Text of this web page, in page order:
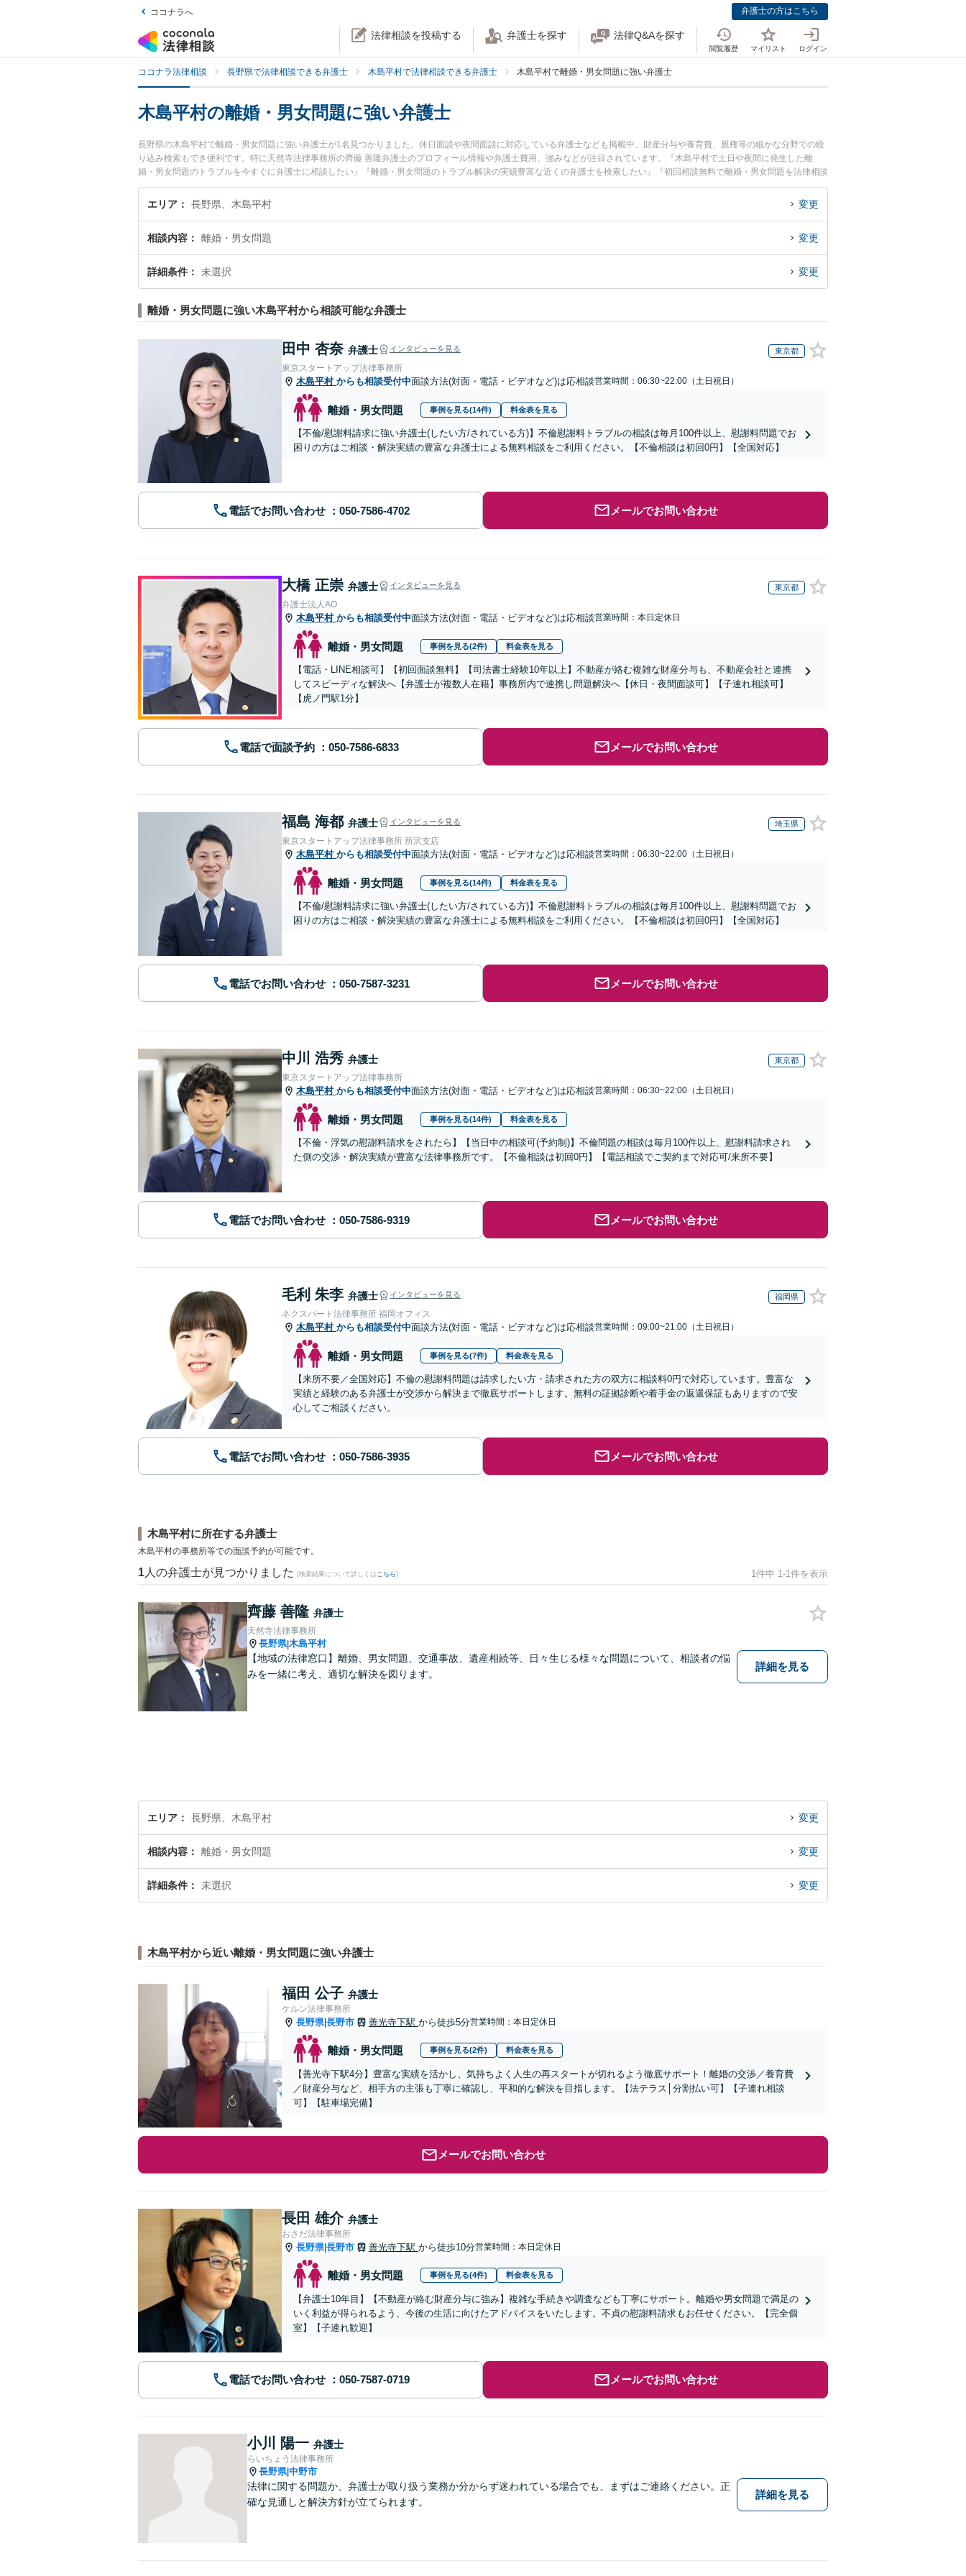
ココナラへ 弁護士の方はこちら
法律相談を投稿する 弁護士を探す 法律Q&Aを探す
閲覧履歴 マイリスト ログイン
ココナラ法律相談 長野県で法律相談できる弁護士 木島平村で法律相談できる弁護士 木島平村で離婚・男女問題に強い弁護士
木島平村の離婚・男女問題に強い弁護士
長野県の木島平村で離婚・男女問題に強い弁護士が1名見つかりました。休日面談や夜間面談に対応している弁護士なども掲載中。財産分与や養育費、親権等の細かな分野での絞
り込み検索もでき便利です。特に天然寺法律事務所の齊藤 善隆弁護士のプロフィール情報や弁護士費用、強みなどが注目されています。『木島平村で土日や夜間に発生した離
婚・男女問題のトラブルを今すぐに弁護士に相談したい』『離婚・男女問題のトラブル解決の実績豊富な近くの弁護士を検索したい』『初回相談無料で離婚・男女問題を法律相談
できる木島平村内の弁護士に相談予約したい』などでお困りの相談者さんにおすすめです。
エリア 長野県、木島平村 変更
相談内容 離婚・男女問題 変更
詳細条件 未選択 変更
離婚・男女問題に強い木島平村から相談可能な弁護士
田中 杏奈 弁護士 インタビューを見る 東京都
東京スタートアップ法律事務所
木島平村 からも相談受付中面談方法(対面・電話・ビデオなど)は応相談営業時間：06:30~22:00（土日祝日）
離婚・男女問題 事例を見る(14件) 料金表を見る
【不倫/慰謝料請求に強い弁護士(したい方/されている方)】不倫慰謝料トラブルの相談は毎月100件以上、慰謝料問題でお
困りの方はご相談・解決実績の豊富な弁護士による無料相談をご利用ください。【不倫相談は初回0円】【全国対応】
電話でお問い合わせ メールでお問い合わせ
大橋 正崇 弁護士 インタビューを見る 東京都
弁護士法人AO
木島平村 からも相談受付中面談方法(対面・電話・ビデオなど)は応相談営業時間：本日定休日
離婚・男女問題 事例を見る(2件) 料金表を見る
【電話・LINE相談可】【初回面談無料】【司法書士経験10年以上】不動産が絡む複雑な財産分与も、不動産会社と連携
してスピーディな解決へ【弁護士が複数人在籍】事務所内で連携し問題解決へ【休日・夜間面談可】【子連れ相談可】
【虎ノ門駅1分】
電話で面談予約 メールでお問い合わせ
福島 海都 弁護士 インタビューを見る 埼玉県
東京スタートアップ法律事務所 所沢支店
木島平村 からも相談受付中面談方法(対面・電話・ビデオなど)は応相談営業時間：06:30~22:00（土日祝日）
離婚・男女問題 事例を見る(14件) 料金表を見る
【不倫/慰謝料請求に強い弁護士(したい方/されている方)】不倫慰謝料トラブルの相談は毎月100件以上、慰謝料問題でお
困りの方はご相談・解決実績の豊富な弁護士による無料相談をご利用ください。【不倫相談は初回0円】【全国対応】
電話でお問い合わせ メールでお問い合わせ
中川 浩秀 弁護士 東京都
東京スタートアップ法律事務所
木島平村 からも相談受付中面談方法(対面・電話・ビデオなど)は応相談営業時間：06:30~22:00（土日祝日）
離婚・男女問題 事例を見る(14件) 料金表を見る
【不倫・浮気の慰謝料請求をされたら】【当日中の相談可(予約制)】不倫問題の相談は毎月100件以上、慰謝料請求され
た側の交渉・解決実績が豊富な法律事務所です。【不倫相談は初回0円】【電話相談でご契約まで対応可/来所不要】
電話でお問い合わせ メールでお問い合わせ
毛利 朱李 弁護士 インタビューを見る 福岡県
ネクスパート法律事務所 福岡オフィス
木島平村 からも相談受付中面談方法(対面・電話・ビデオなど)は応相談営業時間：09:00~21:00（土日祝日）
離婚・男女問題 事例を見る(7件) 料金表を見る
【来所不要／全国対応】不倫の慰謝料問題は請求したい方・請求された方の双方に相談料0円で対応しています。豊富な
実績と経験のある弁護士が交渉から解決まで徹底サポートします。無料の証拠診断や着手金の返還保証もありますので安
心してご相談ください。
電話でお問い合わせ メールでお問い合わせ
木島平村に所在する弁護士
木島平村の事務所等での面談予約が可能です。
1 人の弁護士が見つかりました (検索結果について詳しくは こちら) 1件中 1-1件を表示
齊藤 善隆 弁護士
天然寺法律事務所
長野県|木島平村
【地域の法律窓口】離婚、男女問題、交通事故、遺産相続等、日々生じる様々な問題について、相談者の悩
みを一緒に考え、適切な解決を図ります。
詳細を見る
エリア 長野県、木島平村 変更
相談内容 離婚・男女問題 変更
詳細条件 未選択 変更
木島平村から近い離婚・男女問題に強い弁護士
福田 公子 弁護士
ケルン法律事務所
長野県|長野市 善光寺下駅 から徒歩5分営業時間：本日定休日
離婚・男女問題 事例を見る(2件) 料金表を見る
【善光寺下駅4分】豊富な実績を活かし、気持ちよく人生の再スタートが切れるよう徹底サポート！離婚の交渉／養育費
／財産分与など、相手方の主張も丁寧に確認し、平和的な解決を目指します。【法テラス│分割払い可】【子連れ相談
可】【駐車場完備】
メールでお問い合わせ
長田 雄介 弁護士
おさだ法律事務所
長野県|長野市 善光寺下駅 から徒歩10分営業時間：本日定休日
離婚・男女問題 事例を見る(4件) 料金表を見る
【弁護士10年目】【不動産が絡む財産分与に強み】複雑な手続きや調査なども丁寧にサポート。離婚や男女問題で満足の
いく利益が得られるよう、今後の生活に向けたアドバイスをいたします。不貞の慰謝料請求もお任せください。【完全個
室】【子連れ歓迎】
電話でお問い合わせ メールでお問い合わせ
小川 陽一 弁護士
らいちょう法律事務所
長野県|中野市
法律に関する問題か、弁護士が取り扱う業務か分からず迷われている場合でも、まずはご連絡ください。正
確な見通しと解決方針が立てられます。
詳細を見る